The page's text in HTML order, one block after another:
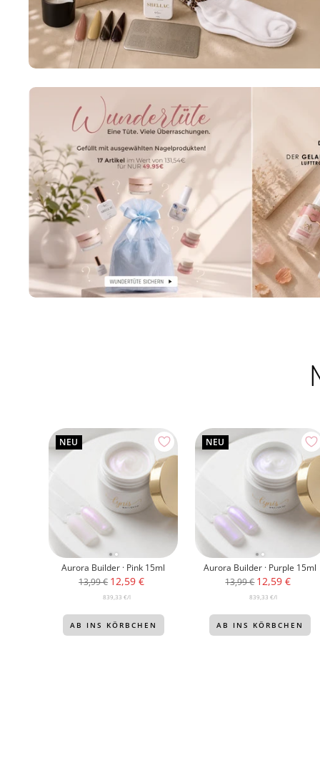
NEU
Aurora Builder · Pink 15ml
Angebotspreis
12,59 €
Regulärer
13,99 €
839,33 €/l
AB INS KÖRBCHEN
NEU
Aurora Builder · Purple 15ml
12,59 €
Regulärer
13,99 €
839,33 €/l
AB INS KÖRBCHEN